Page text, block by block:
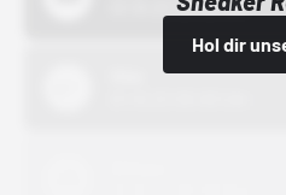
Hol dir
01.10.22 00:00 Uhr